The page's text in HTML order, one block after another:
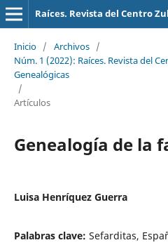
Inicio / Archivos /
Núm. 1 (2022): Raíces. Revista del
Genealógicas
/
Artículos
Genealogía de la
Luisa Henríquez Guerra
Palabras clave: Sefarditas,